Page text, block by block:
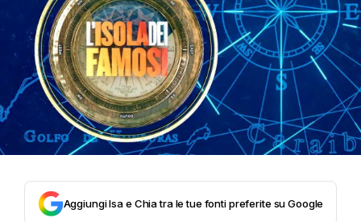
Aggiungi Isa e Chia tra le tue fonti preferite su Google